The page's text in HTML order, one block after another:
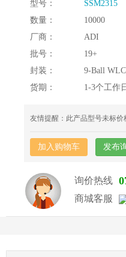
型号：
SSM2315
数量：
10000
厂商：
ADI
批号：
19+
封装：
9-Ball
货期：
1-3个工作
友情提醒：此产品型号未标价
加入购物车 发布
询价热线
商城客服